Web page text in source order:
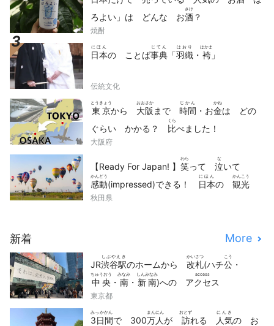
ろよい」は どんな お酒
さけ
？
焼酎
日本
にほん
の ことば事典
じてん
「羽織
はおり
・ 袴
はかま
」
伝統文化
東京
とうきょう
から 大阪
おおさか
まで 時間
じかん
・お金
かね
は どの
ぐらい かかる？ 比
くら
べました！
大阪府
【Ready For Japan! 】 笑
わら
って 泣
な
いて
感動
かんどう
(impressed)できる！ 日本
にほん
の 観光
かんこう
動画
どうが
10
秋田県
新着 More
JR渋谷駅
しぶやえき
のホームから 改札
かいさつ
(ハチ公
こう
・
中央
ちゅうおう
・ 南
みなみ
・ 新南
しんみなみ
)への アクセス
access
東京都
3日間
みっかかん
で 300万人
まんにん
が 訪
おとず
れる 人気
にんき
の お